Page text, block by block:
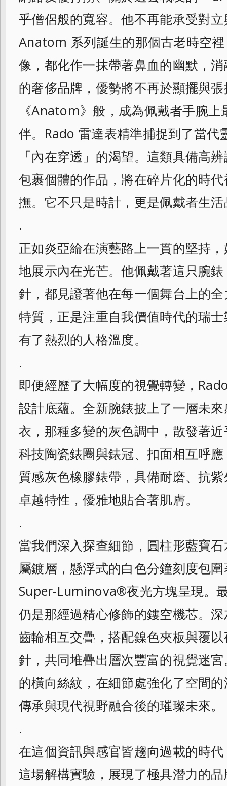
乎僧侶般的寬容。他不再能承受對
Anatom 系列誕生的那個古老時空
像，都化作一抹帶著鼻血的幽默，
的奢侈品牌，優勢將不再於顯擺與
《Anatom》般，成為佩戴者手腕
伴。Rado 雷達表精準捕捉到了當代
「內在穿透」的渴望。這類具備高
包裹個體的作品，將在碎片化的時
撫。它不只是時計，更是佩戴者生
.
正如炎亞綸在演藝路上一貫的堅持
地展示內在光芒。他佩戴著這只腕
針，都見證著他在每一個舞台上的
特質，正是注重自我價值時代的瑞
有了熱烈的人格溫度。
.
即便經歷了大幅度的視覺轉變，
設計底蘊。全新腕錶披上了一層未
衣，那種多變的灰色調中，散發著
科技陶瓷錶圈與錶冠、扣面相互呼
質感灰色橡膠錶帶，具備耐磨、抗
卓越特性，優雅地貼合著肌膚。
.
當我們深入探查細節，圓柱形藍寶
屬鍍層，懸浮式的白色分鐘刻度包
Super-Luminova®夜光方塊呈現。
仍是那經過精心修飾的鏤空機芯。
齒輪相互交疊，搭配鎳色夾板與覆
針，共同堆疊出層次豐富的視覺迷
的橫向絲紋，在細節處強化了空間
傳承與現代視野融合後的璀璨未來。
.
在這個資訊與感官皆趨向過載的時
這場解構實驗，展現了極具潛力的